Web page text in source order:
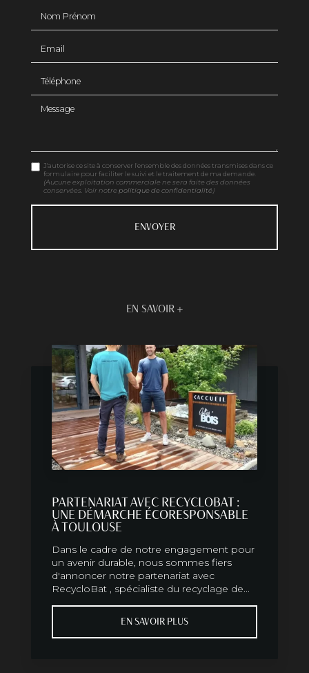
Message
J'autorise ce site à conserver l'ensemble des données transmises dans ce
formulaire pour faciliter le suivi et le traitement de ma demande.
(Aucune exploitation commerciale ne sera faite des données
conservées. Voir notre politique de confidentialité)
EN SAVOIR +
PARTENARIAT AVEC RECYCLOBAT :
UNE DÉMARCHE ÉCORESPONSABLE
À TOULOUSE
Dans le cadre de notre engagement pour
un avenir durable, nous sommes fiers
d'annoncer notre partenariat avec
RecycloBat , spécialiste du recyclage de...
EN SAVOIR PLUS